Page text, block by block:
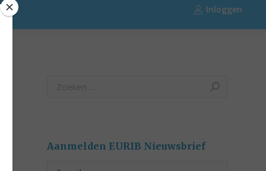
Inloggen
Search:
Aanmelden EURIB Nieuwsbrief